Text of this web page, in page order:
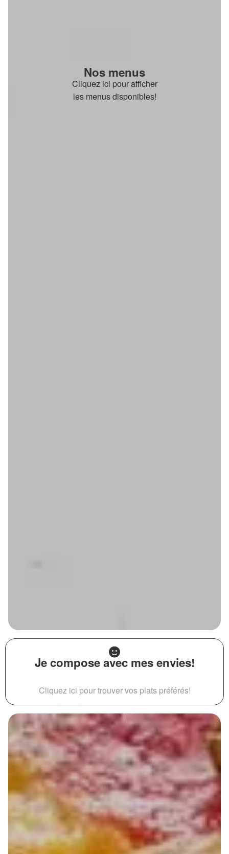
Nos menus
Cliquez ici pour afficher
les menus disponibles!
Je compose avec mes envies!
Cliquez ici pour trouver vos plats préférés!